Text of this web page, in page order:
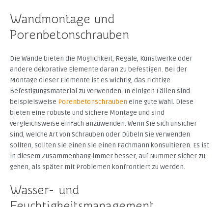
Wandmontage und
Porenbetonschrauben
Die Wände bieten die Möglichkeit, Regale, Kunstwerke oder
andere dekorative Elemente daran zu befestigen. Bei der
Montage dieser Elemente ist es wichtig, das richtige
Befestigungsmaterial zu verwenden. In einigen Fällen sind
beispielsweise Porenbetonschrauben eine gute Wahl. Diese
bieten eine robuste und sichere Montage und sind
vergleichsweise einfach anzuwenden. Wenn Sie sich unsicher
sind, welche Art von Schrauben oder Dübeln Sie verwenden
sollten, sollten Sie einen Sie einen Fachmann konsultieren. Es ist
in diesem Zusammenhang immer besser, auf Nummer sicher zu
gehen, als später mit Problemen konfrontiert zu werden.
Wasser- und